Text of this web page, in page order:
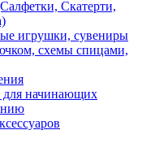
Скатерти,
игрушки, сувениры
схемы спицами,
для начинающих